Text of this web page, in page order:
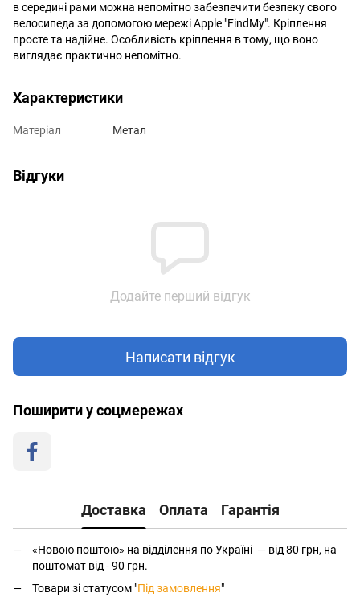
в середині рами можна непомітно забезпечити безпеку свого
велосипеда за допомогою мережі Apple "FindMy". Кріплення
просте та надійне. Особливість кріплення в тому, що воно
виглядає практично непомітно.
Характеристики
Матеріал Метал
Відгуки
Додайте перший відгук
Написати відгук
Поширити у соцмережах
Доставка Оплата Гарантія
«Новою поштою» на відділення по Україні — від 80 грн, на
поштомат від - 90 грн.
Товари зі статусом "Під замовлення"